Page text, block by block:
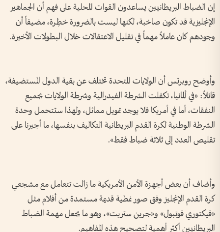
إن الضباط البريطانيين يساعدون القوات المحلية على فهم أن الجماهير
الإنجليزية قد تكون صاخبة، لكنها ليست بالضرورة خطِرة، مضيفاً أن
وجودهم كان عاملاً مهماً في تقليل الاعتقالات خلال البطولات الأخيرة.
وأوضح روبرتس أن الولايات المتحدة تختلف عن بقية الدول المستضيفة،
قائلاً: «في ألمانيا، تكفلت الشرطة الفيدرالية وشرطة الولايات بجميع
النفقات، أما في أمريكا فلا يوجد تمويل مماثل، ولهذا ستتحمل وحدة
الشرطة الوطنية لكرة القدم البريطانية التكاليف بنفسها، ما أجبرنا على
تقليص العدد إلى ثلاثة ضباط فقط».
وأضاف أن بعض أجهزة الأمن الأمريكية ما زالت تتعامل مع مشجعي
كرة القدم الإنجليز وفق صور نمطية قديمة مستمدة من أفلام مثل
«فيكتوري فوتبول» و«جرين ستريت»، وهو ما يجعل مهمة الضباط
البريطانيين أكثر أهمية لتصحيح هذه المفاهيم.